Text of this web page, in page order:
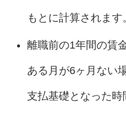
もとに計算されます
離職前の1年間の賃
ある月が6ヶ月ない
支払基礎となった時